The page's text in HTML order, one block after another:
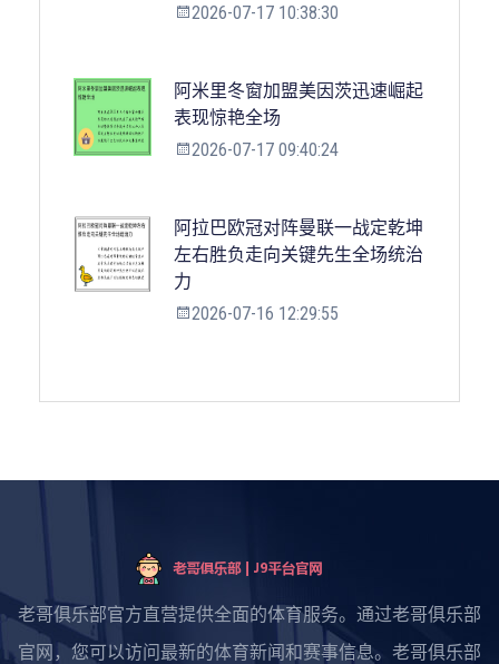
2026-07-17 10:38:30
阿米里冬窗加盟美因茨迅速崛起
表现惊艳全场
2026-07-17 09:40:24
阿拉巴欧冠对阵曼联一战定乾坤
左右胜负走向关键先生全场统治
力
2026-07-16 12:29:55
老哥俱乐部官方直营提供全面的体育服务。通过老哥俱乐部
官网，您可以访问最新的体育新闻和赛事信息。老哥俱乐部